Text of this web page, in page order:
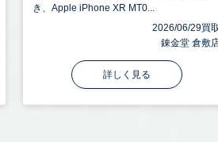
き、Apple iPhone XR MT0...
2026/06/29買
錬金堂 倉敷
詳しく見る